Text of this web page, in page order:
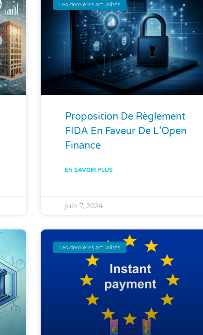
Les dernières actualités
Proposition De Règlement
FIDA En Faveur De L’Open
Finance
EN SAVOIR PLUS
juin 7, 2024
Les dernières actualités